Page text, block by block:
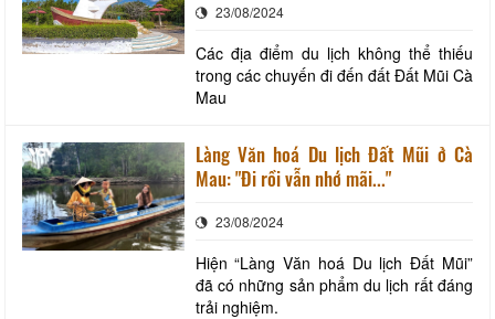
23/08/2024
Các địa điểm du lịch không thể thiếu
trong các chuyến đi đến đất Đất Mũi Cà
Mau
Làng Văn hoá Du lịch Đất Mũi ở Cà
Mau: "Đi rồi vẫn nhớ mãi..."
23/08/2024
Hiện “Làng Văn hoá Du lịch Đất Mũi”
đã có những sản phẩm du lịch rất đáng
trải nghiệm.